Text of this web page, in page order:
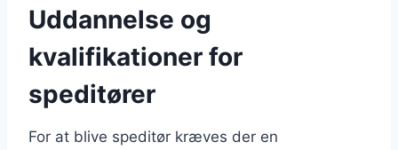
Uddannelse og
kvalifikationer for
speditører
For at blive speditør kræves der en